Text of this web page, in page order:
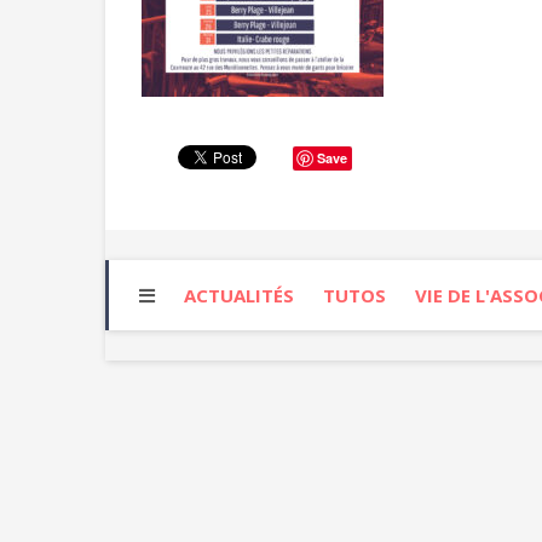
Save
ACTUALITÉS TUTOS VIE DE